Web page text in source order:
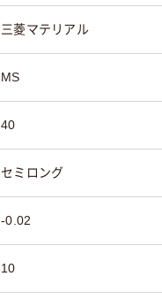
三菱マテリアル
MS
40
セミロング
-0.02
10